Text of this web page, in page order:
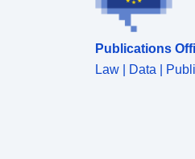
Publications
Law | Data |